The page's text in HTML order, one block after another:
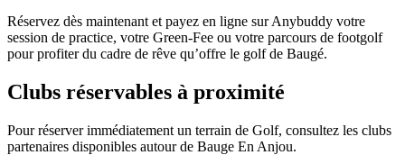
Réservez dès maintenant et payez en ligne sur Anybuddy votre
session de practice, votre Green-Fee ou votre parcours de footgolf
pour profiter du cadre de rêve qu’offre le golf de Baugé.
Clubs réservables à proximité
Pour réserver immédiatement un terrain de Golf, consultez les clubs
partenaires disponibles autour de Bauge En Anjou.